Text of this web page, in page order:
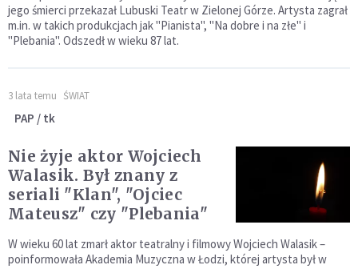
jego śmierci przekazał Lubuski Teatr w Zielonej Górze. Artysta zagrał
m.in. w takich produkcjach jak "Pianista", "Na dobre i na złe" i
"Plebania". Odszedł w wieku 87 lat.
3 lata temu ŚWIAT
PAP / tk
Nie żyje aktor Wojciech
Walasik. Był znany z
seriali "Klan", "Ojciec
Mateusz" czy "Plebania"
W wieku 60 lat zmarł aktor teatralny i filmowy Wojciech Walasik –
poinformowała Akademia Muzyczna w Łodzi, której artysta był w